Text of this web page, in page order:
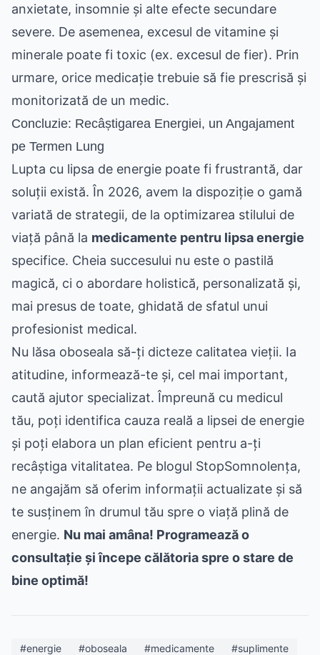
anxietate, insomnie și alte efecte secundare
severe. De asemenea, excesul de vitamine și
minerale poate fi toxic (ex. excesul de fier). Prin
urmare, orice medicație trebuie să fie prescrisă și
monitorizată de un medic.
Concluzie: Recâștigarea Energiei, un Angajament
pe Termen Lung
Lupta cu lipsa de energie poate fi frustrantă, dar
soluții există. În 2026, avem la dispoziție o gamă
variată de strategii, de la optimizarea stilului de
viață până la medicamente pentru lipsa energie
specifice. Cheia succesului nu este o pastilă
magică, ci o abordare holistică, personalizată și,
mai presus de toate, ghidată de sfatul unui
profesionist medical.
Nu lăsa oboseala să-ți dicteze calitatea vieții. Ia
atitudine, informează-te și, cel mai important,
caută ajutor specializat. Împreună cu medicul
tău, poți identifica cauza reală a lipsei de energie
și poți elabora un plan eficient pentru a-ți
recâștiga vitalitatea. Pe blogul StopSomnolența,
ne angajăm să oferim informații actualizate și să
te susținem în drumul tău spre o viață plină de
energie. Nu mai amâna! Programează o
consultație și începe călătoria spre o stare de
bine optimă!
#energie #oboseala #medicamente
#suplimente